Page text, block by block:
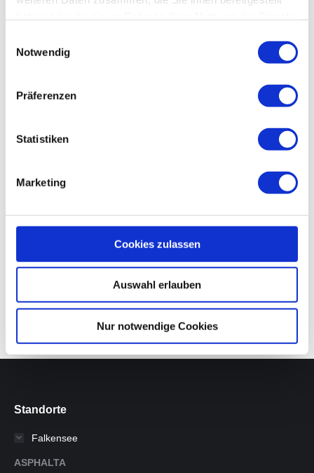
Notwendig
Präferenzen
Statistiken
Marketing
Cookies zulassen
Auswahl erlauben
Nur notwendige Cookies
Standorte
Falkensee
ASPHALTA